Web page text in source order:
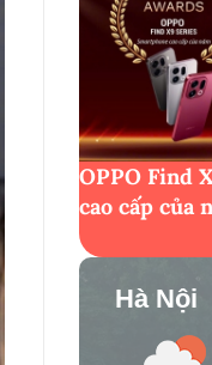
OPPO Find
cao cấp của
Hà Nội